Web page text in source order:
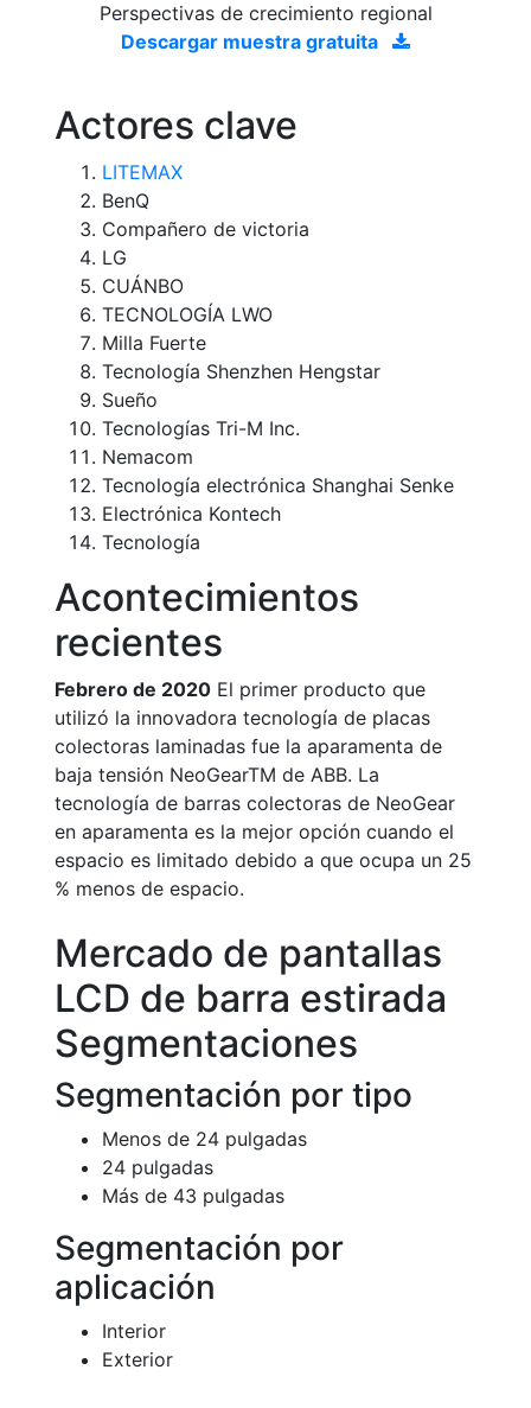
Perspectivas de crecimiento regional
Descargar muestra gratuita
Actores clave
LITEMAX
BenQ
Compañero de victoria
LG
CUÁNBO
TECNOLOGÍA LWO
Milla Fuerte
Tecnología Shenzhen Hengstar
Sueño
Tecnologías Tri-M Inc.
Nemacom
Tecnología electrónica Shanghai Senke
Electrónica Kontech
Tecnología
Acontecimientos
recientes
Febrero de 2020 El primer producto que
utilizó la innovadora tecnología de placas
colectoras laminadas fue la aparamenta de
baja tensión NeoGearTM de ABB. La
tecnología de barras colectoras de NeoGear
en aparamenta es la mejor opción cuando el
espacio es limitado debido a que ocupa un 25
% menos de espacio.
Mercado de pantallas
LCD de barra estirada
Segmentaciones
Segmentación por tipo
Menos de 24 pulgadas
24 pulgadas
Más de 43 pulgadas
Segmentación por
aplicación
Interior
Exterior